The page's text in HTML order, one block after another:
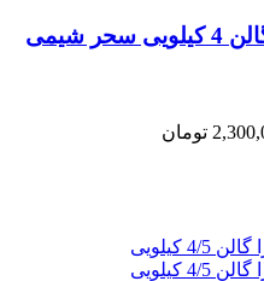
رنگ روغنی سفید نیمه براق گالن 4 کیلویی سحر شیمی
تومان